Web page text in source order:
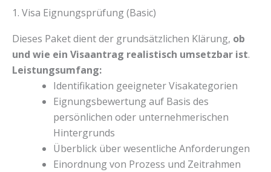
1. Visa Eignungsprüfung (Basic)
Dieses Paket dient der grundsätzlichen Klärung, ob
und wie ein Visaantrag realistisch umsetzbar ist.
Leistungsumfang:
Identifikation geeigneter Visakategorien
Eignungsbewertung auf Basis des
persönlichen oder unternehmerischen
Hintergrunds
Überblick über wesentliche Anforderungen
Einordnung von Prozess und Zeitrahmen